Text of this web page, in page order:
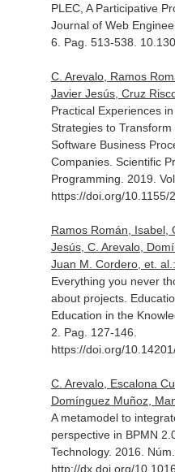
PLEC, A Participative
Journal of Web
6. Pag. 513-538.
C. Arevalo, Ramos
Javier Jesús, Cruz
Practical Experiences
Strategies to
Software Business
Companies. Scientific
Programming . 2019.
https://doi.org/10.1155/
Ramos Román, Isabel,
Jesús, C. Arevalo,
Juan M. Cordero, et. al.:
Everything you never
about projects.
Education in the
2. Pag. 127-146.
https://doi.org/
C. Arevalo, Escalona
Domínguez Muñoz,
A metamodel to
perspective in BPMN
Technology. 2016.
http://dx.doi.org/